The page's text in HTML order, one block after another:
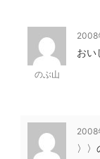
のぶ山
2008
おい
2008
〉〉